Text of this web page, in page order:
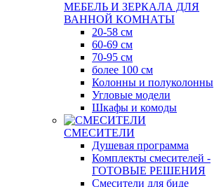
МЕБЕЛЬ И ЗЕРКАЛА ДЛЯ
ВАННОЙ КОМНАТЫ
20-58 см
60-69 см
70-95 см
более 100 см
Колонны и полуколонны
Угловые модели
Шкафы и комоды
СМЕСИТЕЛИ
Душевая программа
Комплекты смесителей -
ГОТОВЫЕ РЕШЕНИЯ
Смесители для биде